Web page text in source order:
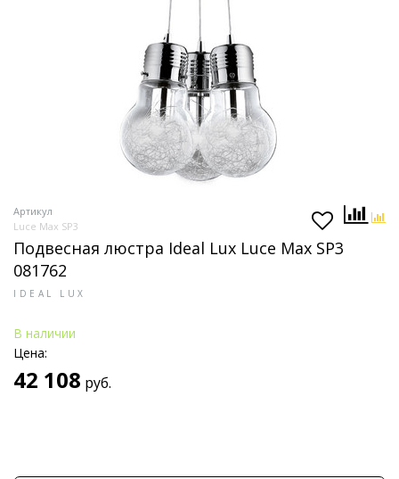
Артикул
Luce Max SP3
Подвесная люстра Ideal Lux Luce Max SP3
081762
IDEAL LUX
В наличии
Цена:
42 108 руб.